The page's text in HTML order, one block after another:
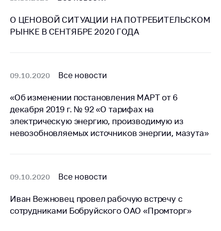
питания, бытового
обслуживания
регулирования и
конкурентной
политики
О ЦЕНОВОЙ СИТУАЦИИ НА ПОТРЕБИТЕЛЬСКОМ
РЫНКЕ В СЕНТЯБРЕ 2020 ГОДА
09.10.2020 Все новости
«Об изменении постановления МАРТ от 6
декабря 2019 г. № 92 «О тарифах на
электрическую энергию, производимую из
невозобновляемых источников энергии, мазута»
09.10.2020 Все новости
Иван Вежновец провел рабочую встречу с
сотрудниками Бобруйского ОАО «Промторг»